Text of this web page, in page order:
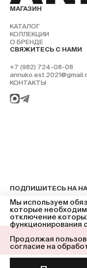
ПОДПИШИТЕСЬ НА
МАГАЗИН
КАТАЛОГ
КОЛЛЕКЦИИ
О БРЕНДЕ
СВЯЖИТЕСЬ С НАМИ
+7 (982) 724-08-08
КОНТАКТЫ
Мы используем
которые
отключение
функционирования
Продолжая
согласие на